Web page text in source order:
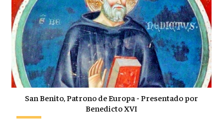
San Benito, Patrono de Europa - Presentado por
Benedicto XVI